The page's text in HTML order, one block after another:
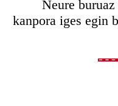
Neure buruaz
kanpora iges egin